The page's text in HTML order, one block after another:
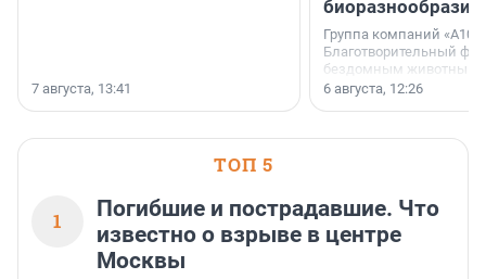
7 августа, 13:41
биоразнообразия
Группа компаний
Благотворительный
бездомным животным
заключили соглашение
6 августа, 12:26
ТОП 5
1
Погибшие и пострадавшие. Что
известно о взрыве в центре
Москвы